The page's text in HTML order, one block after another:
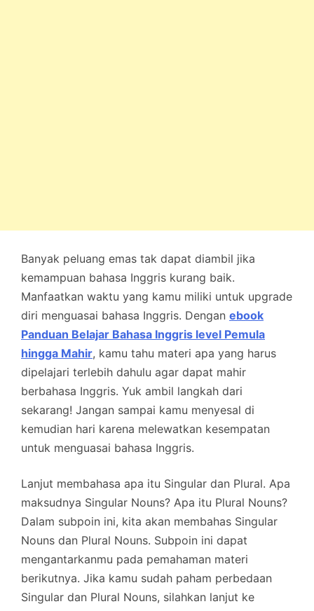
Banyak peluang emas tak dapat diambil jika
kemampuan bahasa Inggris kurang baik.
Manfaatkan waktu yang kamu miliki untuk upgrade
diri menguasai bahasa Inggris. Dengan ebook
Panduan Belajar Bahasa Inggris level Pemula
hingga Mahir, kamu tahu materi apa yang harus
dipelajari terlebih dahulu agar dapat mahir
berbahasa Inggris. Yuk ambil langkah dari
sekarang! Jangan sampai kamu menyesal di
kemudian hari karena melewatkan kesempatan
untuk menguasai bahasa Inggris.
Lanjut membahasa apa itu Singular dan Plural. Apa
maksudnya Singular Nouns? Apa itu Plural Nouns?
Dalam subpoin ini, kita akan membahas Singular
Nouns dan Plural Nouns. Subpoin ini dapat
mengantarkanmu pada pemahaman materi
berikutnya. Jika kamu sudah paham perbedaan
Singular dan Plural Nouns, silahkan lanjut ke